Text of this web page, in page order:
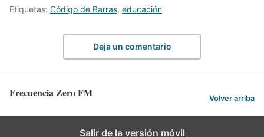
Etiquetas: Código de Barras, educación
Deja un comentario
Frecuencia Zero FM Volver arriba
Salir de la versión móvil